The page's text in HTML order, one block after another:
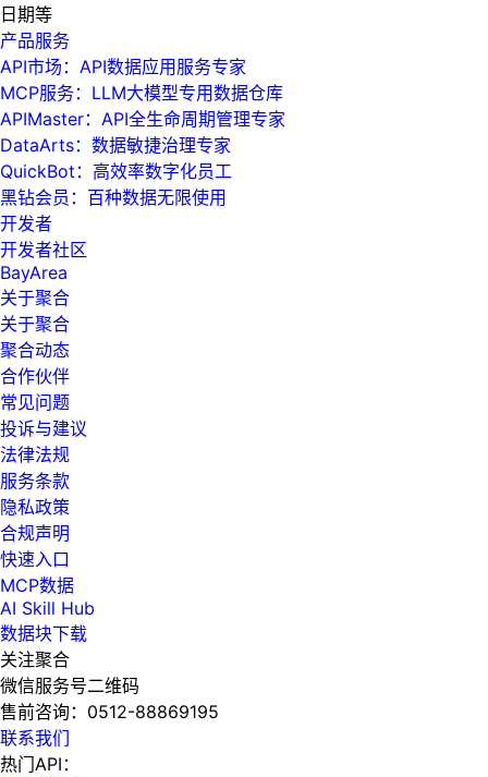
日期等
产品服务
API市场：API数据应用服务专家
MCP服务：LLM大模型专用数据仓库
APIMaster：API全生命周期管理专家
DataArts：数据敏捷治理专家
QuickBot：高效率数字化员工
黑钻会员：百种数据无限使用
开发者
开发者社区
BayArea
关于聚合
关于聚合
聚合动态
合作伙伴
常见问题
投诉与建议
法律法规
服务条款
隐私政策
合规声明
快速入口
MCP数据
AI Skill Hub
数据块下载
关注聚合
微信服务号二维码
售前咨询： 0512-88869195
联系我们
热门API：